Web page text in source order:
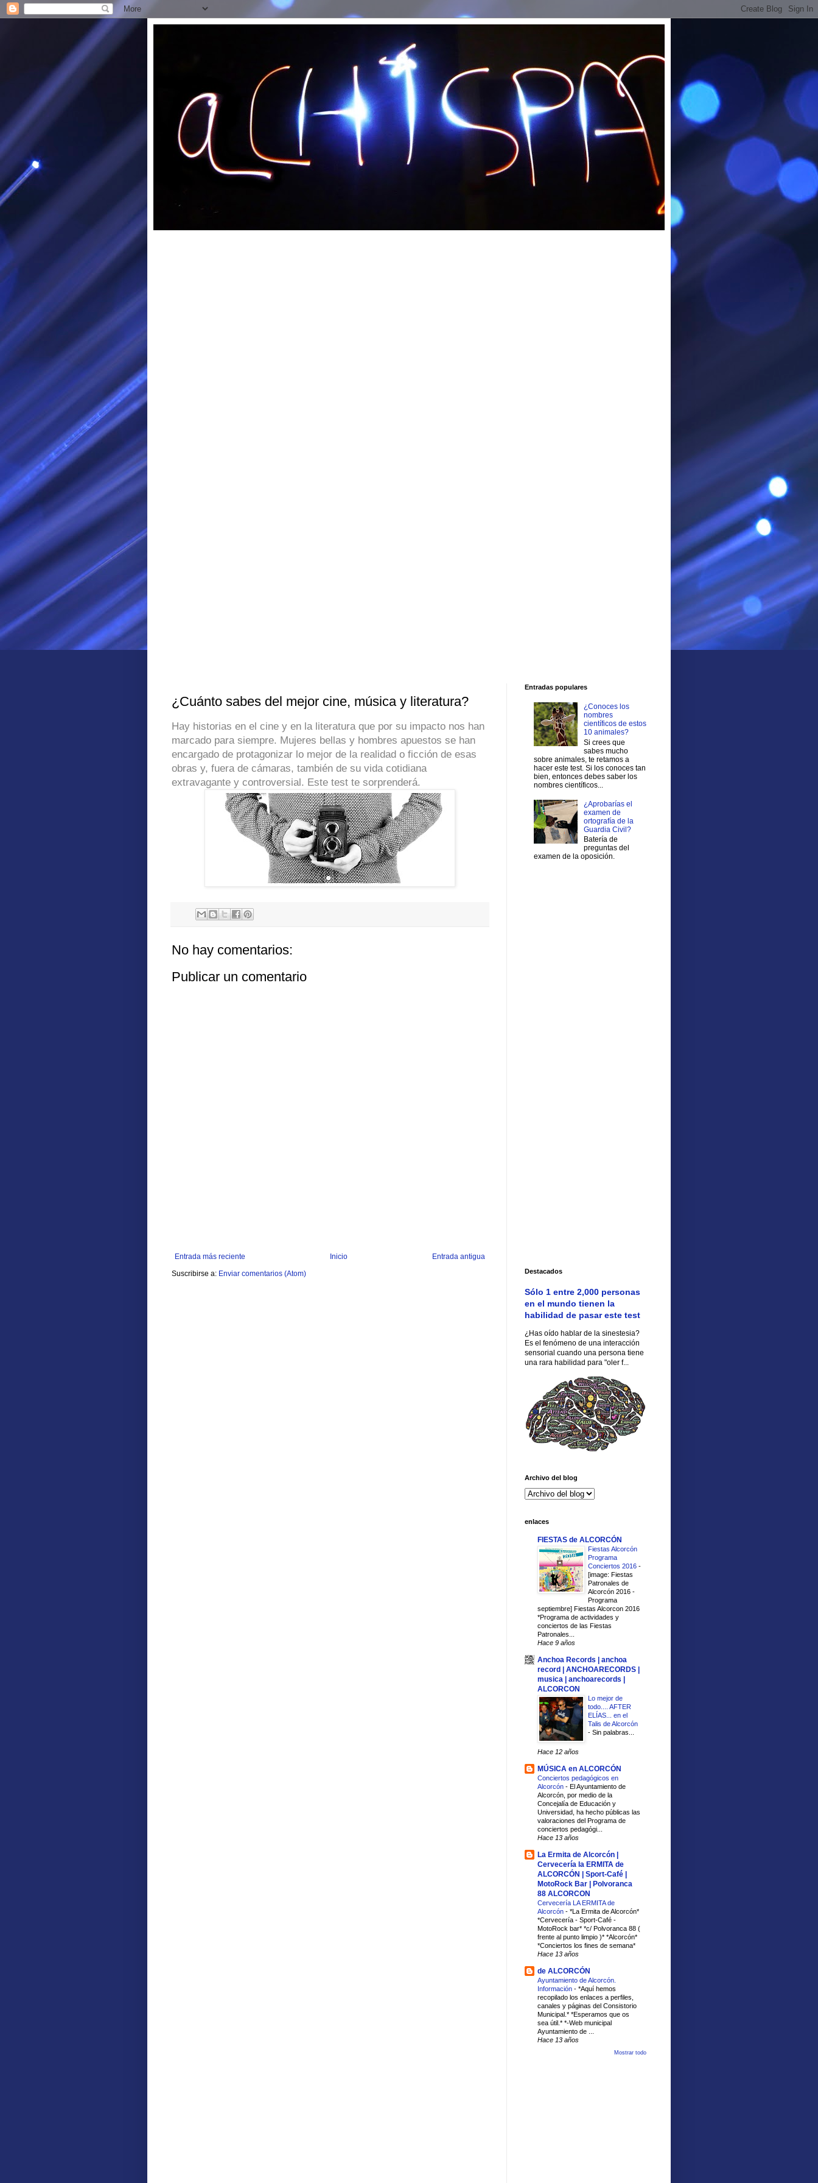
¿Cuánto sabes del mejor cine, música y literatura?
Hay historias en el cine y en la literatura que por su impacto nos han
marcado para siempre. Mujeres bellas y hombres apuestos se han
encargado de protagonizar lo mejor de la realidad o ficción de esas
obras y, fuera de cámaras, también de su vida cotidiana
extravagante y controversial. Este test te sorprenderá.
No hay comentarios:
Publicar un comentario
Entrada más reciente Entrada antigua
Inicio
Suscribirse a: Enviar comentarios (Atom)
Entradas populares
¿Conoces los
nombres
científicos de estos
10 animales?
Si crees que
sabes mucho
sobre animales, te retamos a
hacer este test. Si los conoces tan
bien, entonces debes saber los
nombres científicos...
¿Aprobarías el
examen de
ortografía de la
Guardia Civil?
Batería de
preguntas del
examen de la oposición.
Destacados
Sólo 1 entre 2,000 personas
en el mundo tienen la
habilidad de pasar este test
¿Has oído hablar de la sinestesia?
Es el fenómeno de una interacción
sensorial cuando una persona tiene
una rara habilidad para "oler f...
Archivo del blog
enlaces
FIESTAS de ALCORCÓN
Fiestas Alcorcón
Programa
Conciertos 2016 -
[image: Fiestas
Patronales de
Alcorcón 2016 -
Programa
septiembre] Fiestas Alcorcon 2016
*Programa de actividades y
conciertos de las Fiestas
Patronales...
Hace 9 años
Anchoa Records | anchoa
record | ANCHOARECORDS |
musica | anchoarecords |
ALCORCON
Lo mejor de
todo.... AFTER
ELÍAS... en el
Talis de Alcorcón
- Sin palabras...
Hace 12 años
MÚSICA en ALCORCÓN
Conciertos pedagógicos en
Alcorcón - El Ayuntamiento de
Alcorcón, por medio de la
Concejalía de Educación y
Universidad, ha hecho públicas las
valoraciones del Programa de
conciertos pedagógi...
Hace 13 años
La Ermita de Alcorcón |
Cervecería la ERMITA de
ALCORCÓN | Sport-Café |
MotoRock Bar | Polvoranca
88 ALCORCON
Cervecería LA ERMITA de
Alcorcón - *La Ermita de Alcorcón*
*Cervecería - Sport-Café -
MotoRock bar* *c/ Polvoranca 88 (
frente al punto limpio )* *Alcorcón*
*Conciertos los fines de semana*
Hace 13 años
de ALCORCÓN
Ayuntamiento de Alcorcón.
Información - *Aquí hemos
recopilado los enlaces a perfiles,
canales y páginas del Consistorio
Municipal.* *Esperamos que os
sea útil.* *-Web municipal
Ayuntamiento de ...
Hace 13 años
Mostrar todo